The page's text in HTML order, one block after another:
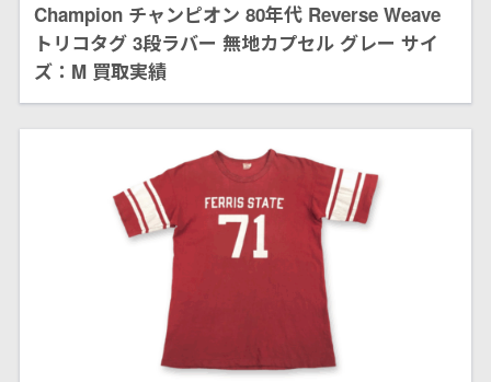
Champion チャンピオン 80年代 Reverse Weave
トリコタグ 3段ラバー 無地カプセル グレー サイ
ズ：M 買取実績